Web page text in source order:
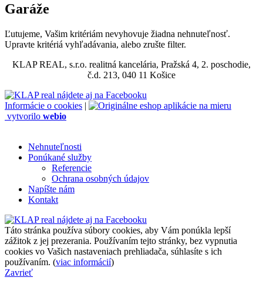
Garáže
Ľutujeme, Vašim kritériám nevyhovuje žiadna nehnuteľnosť.
Upravte kritériá vyhľadávania, alebo zrušte filter.
KLAP REAL, s.r.o. realitná kancelária, Pražská 4, 2. poschodie,
č.d. 213, 040 11 Košice
Informácie o cookies |
vytvorilo webio
Nehnuteľnosti
Ponúkané služby
Referencie
Ochrana osobných údajov
Napíšte nám
Kontakt
Táto stránka používa súbory cookies, aby Vám ponúkla lepší
zážitok z jej prezerania. Používaním tejto stránky, bez vypnutia
cookies vo Vašich nastaveniach prehliadača, súhlasíte s ich
používaním. (viac informácií)
Zavrieť